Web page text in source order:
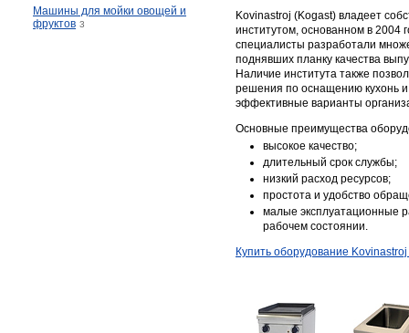
Kovinastroj (Kogast) владеет
институтом, основанном в 2004
специалисты разработали
поднявших планку качества
Наличие института также
решения по оснащению кухонь
эффективные варианты
Основные преимущества
высокое качество;
длительный срок службы;
низкий расход ресурсов;
простота и удобство
малые эксплуатационные
рабочем состоянии.
Купить оборудование
Машины для мойки овощей и
фруктов 3